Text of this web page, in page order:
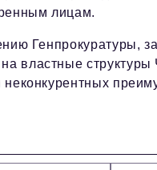
лицам.
Генпрокуратуры,
властные структуры